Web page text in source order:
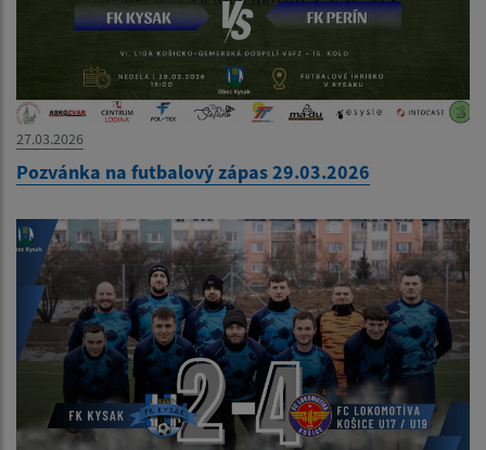
27.03.2026
Pozvánka na futbalový zápas 29.03.2026